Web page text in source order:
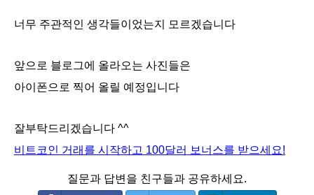
너무 주관적인 생각들이었는지 모르겠습니다
앞으로 블로그에 올라오는 사진들은
아이폰으로 찍어 올릴 예정입니다
잘부탁드리겠습니다 ^^
비트코인 거래를 시작하고 100달러 보너스를 받으세요!
질문과 답변을 친구들과 공유하세요.